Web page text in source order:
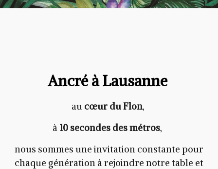
Ancré à Lausanne
au cœur du Flon,
à10 secondes des métros,
nous sommes une invitation constante pour
chaque génération à rejoindre notre table et